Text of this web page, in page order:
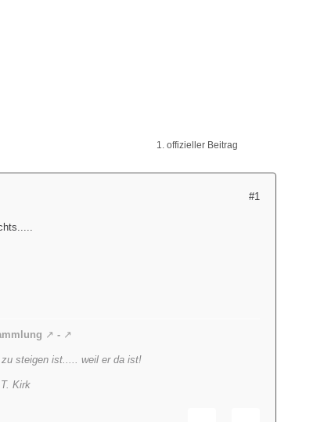
1. offizieller Beitrag
#1
-
steigen ist..... weil er da ist!
Kirk